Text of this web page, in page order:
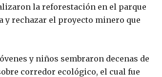
la reforestación en el parque
y rechazar el proyecto minero que
y niños sembraron decenas de
corredor ecológico, el cual fue